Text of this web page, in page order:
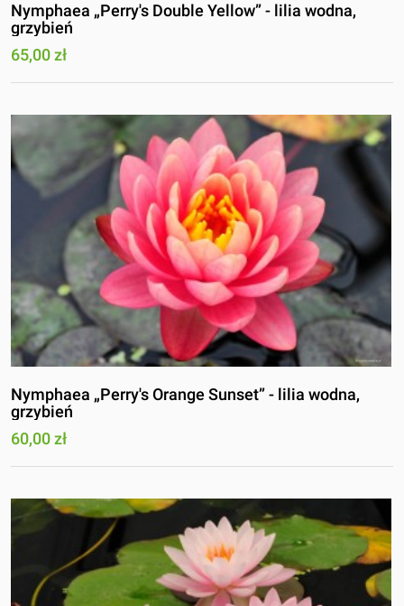
Nymphaea „Perry's Double Yellow” - lilia wodna,
grzybień
65,00 zł
Nymphaea „Perry's Orange Sunset” - lilia wodna,
grzybień
60,00 zł